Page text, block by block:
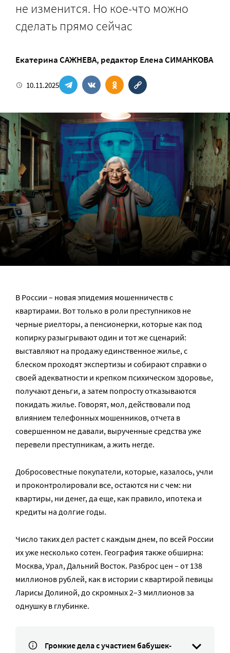
не изменится. Но кое-что можно
сделать прямо сейчас
Екатерина САЖНЕВА, редактор Елена СИМАНКОВА
10.11.2025
В России – новая эпидемия мошенничеств с
квартирами. Вот только в роли преступников не
черные риелторы, а пенсионерки, которые как под
копирку разыгрывают один и тот же сценарий:
выставляют на продажу единственное жилье, с
блеском проходят экспертизы и собирают справки о
своей адекватности и крепком психическом здоровье,
получают деньги, а затем попросту отказываются
покидать жилье. Говорят, мол, действовали под
влиянием телефонных мошенников, отчета в
совершенном не давали, вырученные средства уже
перевели преступникам, а жить негде.
Добросовестные покупатели, которые, казалось, учли
и проконтролировали все, остаются ни с чем: ни
квартиры, ни денег, да еще, как правило, ипотека и
кредиты на долгие годы.
Число таких дел растет с каждым днем, по всей России
их уже несколько сотен. География также обширна:
Москва, Урал, Дальний Восток. Разброс цен – от 138
миллионов рублей, как в истории с квартирой певицы
Ларисы Долиной, до скромных 2–3 миллионов за
однушку в глубинке.
Громкие дела с участием бабушек-